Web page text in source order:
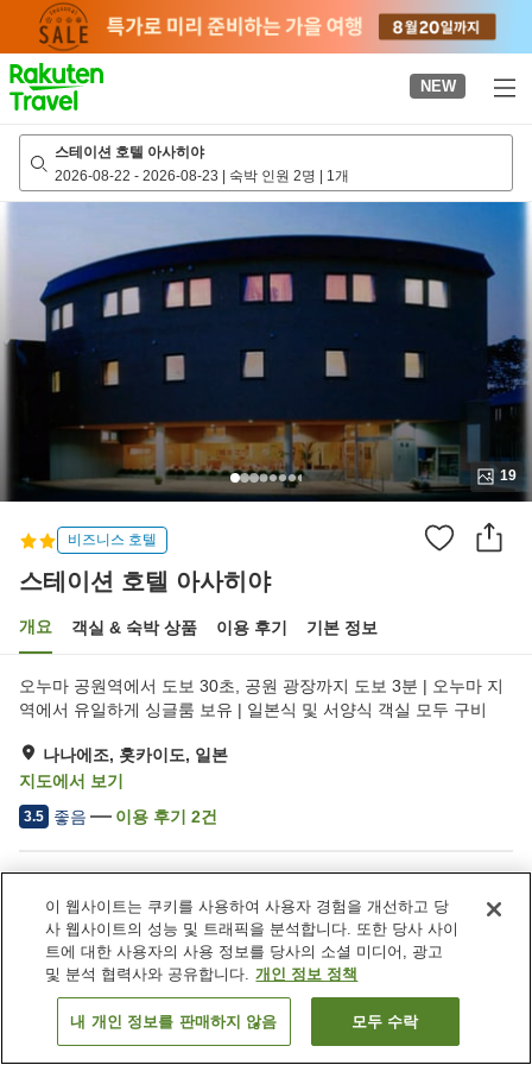
page
NEW
스테이션 호텔 아사히야
2026-08-22 - 2026-08-23 | 숙박 인원 2명 | 1개
19
비즈니스 호텔
스테이션 호텔 아사히야
개요 객실 & 숙박 상품 이용 후기 기본 정보
오누마 공원역에서 도보 30초, 공원 광장까지 도보 3분 | 오누마 지
역에서 유일하게 싱글룸 보유 | 일본식 및 서양식 객실 모두 구비
나나에조, 홋카이도, 일본
지도에서 보기
3.5 좋음 이용 후기 2건
주차장
레스토랑
카페
상점
객실 보기
이 웹사이트는 쿠키를 사용하여 사용자 경험을 개선하고 당
사 웹사이트의 성능 및 트래픽을 분석합니다. 또한 당사 사이
트에 대한 사용자의 사용 정보를 당사의 소셜 미디어, 광고
및 분석 협력사와 공유합니다. 개인 정보 정책
내 개인 정보를 판매하지 않음 모두 수락